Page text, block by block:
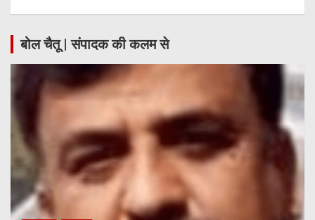
बोल चैतू | संपादक की कलम से